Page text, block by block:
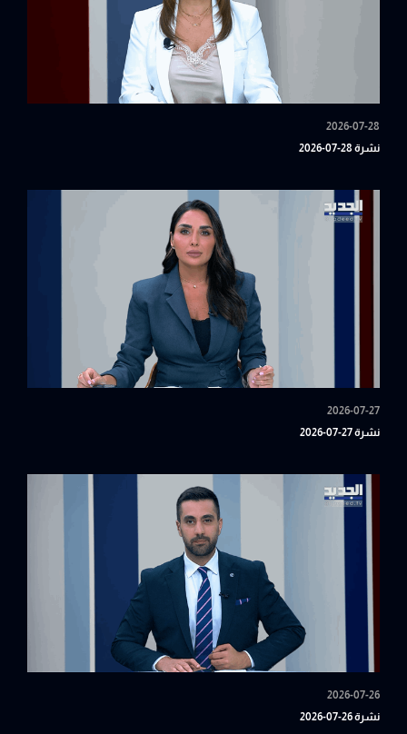
2026-07-28
نشرة 28-07-2026
2026-07-27
نشرة 27-07-2026
2026-07-26
نشرة 26-07-2026